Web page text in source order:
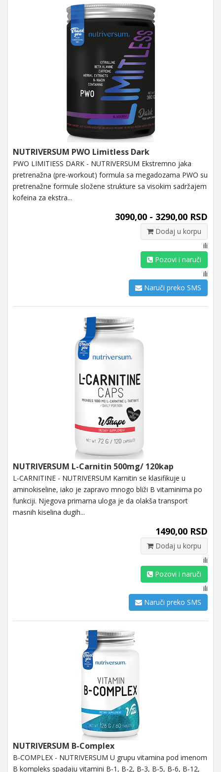
NUTRIVERSUM PWO Limitless Dark
PWO LIMITIESS DARK - NUTRIVERSUM Ekstremno jaka
pretrenažna (pre-workout) formula sa megadozama PWO su
pretrenažne formule složene strukture sa visokim sadržajem
kofeina za ekstra...
3090,00 - 3290,00 RSD
Dodaj u korpu
ili
Pozovi i naruči
ili
Naruči preko SMS
NUTRIVERSUM L-Carnitin 500mg/ 120kap
L-CARNITINE - NUTRIVERSUM Karnitin se klasifikuje u
aminokiseline, iako je zapravo mnogo bliži B vitaminima po
funkciji. Njegova primarna uloga je da olakša transport
masnih kiselina dugih...
1490,00 RSD
Dodaj u korpu
ili
Pozovi i naruči
ili
Naruči preko SMS
NUTRIVERSUM B-Complex
B-COMPLEX - NUTRIVERSUM U grupu vitamina pod imenom
B kompleks spadaju vitamini B-1, B-2, B-3, B-5, B-6, B-12,